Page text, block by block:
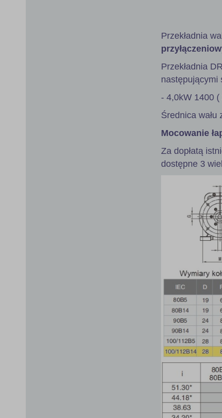
Przekładnia
Przekładnia
następującymi
- 4,0kW 1400 (
Średnica wału
Mocowanie
Za dopłatą
dostępne 3